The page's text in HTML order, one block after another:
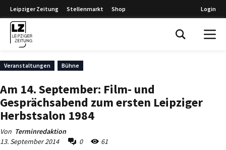
Leipziger Zeitung Stellenmarkt Shop Login
Veranstaltungen Bühne
Am 14. September: Film- und
Gesprächsabend zum ersten Leipziger
Herbstsalon 1984
Von Terminredaktion
13. September 2014
0 61